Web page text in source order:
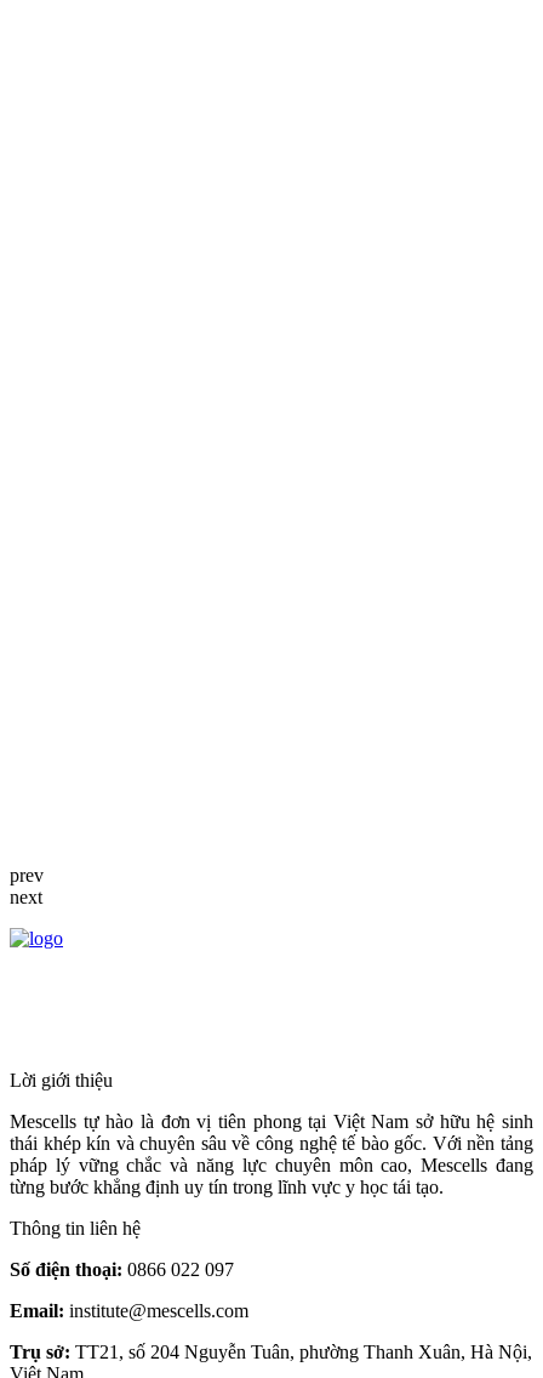
prev
next
Lời giới thiệu
Mescells tự hào là đơn vị tiên phong tại Việt Nam sở hữu hệ sinh
thái khép kín và chuyên sâu về công nghệ tế bào gốc. Với nền tảng
pháp lý vững chắc và năng lực chuyên môn cao, Mescells đang
từng bước khẳng định uy tín trong lĩnh vực y học tái tạo.
Thông tin liên hệ
Số điện thoại: 0866 022 097
Email: institute@mescells.com
Trụ sở: TT21, số 204 Nguyễn Tuân, phường Thanh Xuân, Hà Nội,
Việt Nam.